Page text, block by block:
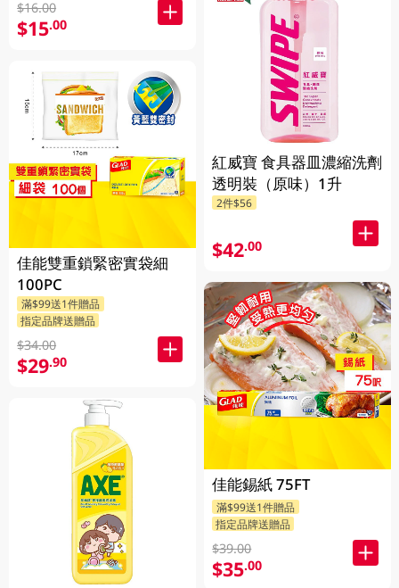
$16.00
$15.00
佳能雙重鎖緊密實袋細
100PC
滿$99送1件贈品
指定品牌送贈品
$34.00
$29.90
紅威寶 食具器皿濃縮洗劑
透明裝（原味）1升
2件$56
$42.00
佳能錫紙 75FT
滿$99送1件贈品
指定品牌送贈品
$39.00
$35.00